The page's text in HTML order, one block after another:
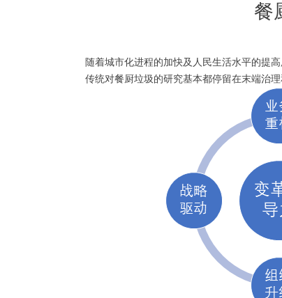
餐
随着城市化进程的加快及人民生活水平的提
传统对餐厨垃圾的研究基本都停留在末端治